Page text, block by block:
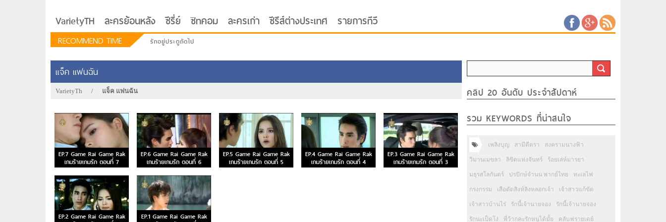
VarietyTH ละครย้อนหลัง ซีรี่ย์ ซิทคอม ละครเก่า ซีรีส์ต่างประเทศ รายการทีวี
RECOMMEND TIME
รักอยู่ประตูถัดไป
แจ็ค แฟนฉัน
VarietyTh / แจ็ค แฟนฉัน
EP.7 Game Rai Game Rak
เกมร้ายเกมรัก ตอนที่ 7
EP.6 Game Rai Game Rak
เกมร้ายเกมรัก ตอนที่ 6
EP.5 Game Rai Game Rak
เกมร้ายเกมรัก ตอนที่ 5
EP.4 Game Rai Game Rak
เกมร้ายเกมรัก ตอนที่ 4
EP.3 Game Rai Game Rak
เกมร้ายเกมรัก ตอนที่ 3
EP.2 Game Rai Game Rak
EP.1 Game Rai Game Rak
คลิป 20 อันดับ ประจำสัปดาห์
รวม KEYWORDS ที่น่าสนใจ
เพลิงบุญ สามีตีตรา สงครามนางฟ้า
วิมานเมขลา ลิขิตแห่งจันทร์ ร้อยเล่ห์มารยา
มธุรสโลกันตร์ ปรปักษ์จำนน พากย์ไทย ทะเลไฟ
กรงกรรม เสือตัดสิงห์ลิงหลอกเจ้า เจ้าสาวแก้ขัด
เจ้าสาวบ้านไร่ รักนี้เจ้านายจอง รักนี้เจ้านายจอง
รักนะเป็ดโง่ พี่ว้ากคะรักหนูได้มั้ย คลับฟรายเดย์